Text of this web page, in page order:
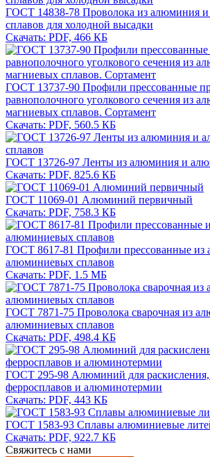
ГОСТ 14838-78 Проволока из алюминия
сплавов для холодной высадки
Скачать: PDF, 466 КБ
ГОСТ 13737-90 Профили прессованные
равнополочного уголкового сечения из
магниевых сплавов. Сортамент
Скачать: PDF, 560.5 КБ
ГОСТ 13726-97 Ленты из алюминия и
Скачать: PDF, 825.6 КБ
ГОСТ 11069-01 Алюминий первичный
Скачать: PDF, 758.3 КБ
ГОСТ 8617-81 Профили прессованные из
алюминиевых сплавов
Скачать: PDF, 1.5 МБ
ГОСТ 7871-75 Проволока сварочная из
алюминиевых сплавов
Скачать: PDF, 498.4 КБ
ГОСТ 295-98 Алюминий для раскисления,
ферросплавов и алюминотермии
Скачать: PDF, 443 КБ
ГОСТ 1583-93 Сплавы алюминиевые
Скачать: PDF, 922.7 КБ
Свяжитесь с нами